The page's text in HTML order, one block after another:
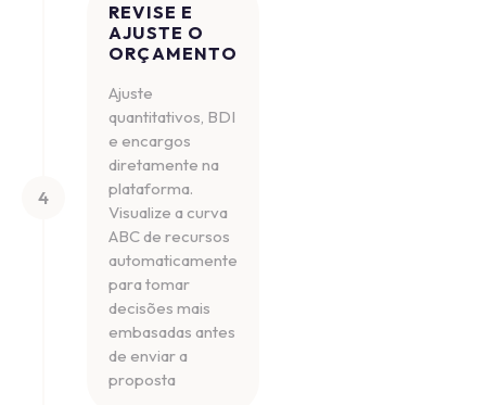
REVISE E
AJUSTE O
ORÇAMENTO
Ajuste
quantitativos, BDI
e encargos
diretamente na
plataforma.
Visualize a curva
ABC de recursos
automaticamente
para tomar
decisões mais
embasadas antes
de enviar a
proposta
4